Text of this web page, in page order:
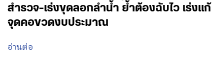
สำรวจ-เร่งขุดลอกลำน้ำ ย้ำต้องฉับไว เร่งแก้
จุดคอขวดงบประมาณ
อ่านต่อ